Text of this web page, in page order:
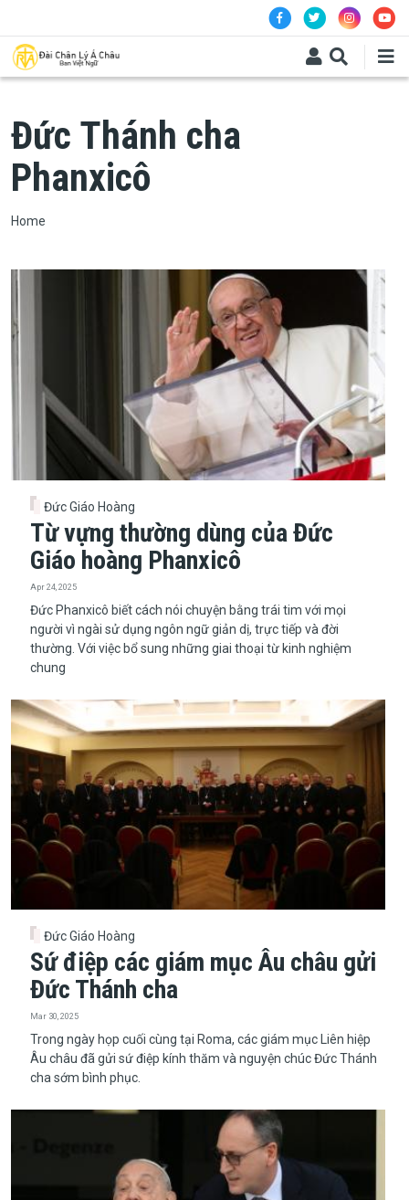
​​​​​​​Đức Thánh cha
Phanxicô
Breadcrumb
Home
Đức Giáo Hoàng
Từ vựng thường dùng của Đức
Giáo hoàng Phanxicô
Apr 24, 2025
Đức Phanxicô biết cách nói chuyện bằng trái tim với mọi
người vì ngài sử dụng ngôn ngữ giản dị, trực tiếp và đời
thường. Với việc bổ sung những giai thoại từ kinh nghiệm
chung
Đức Giáo Hoàng
Sứ điệp các giám mục Âu châu gửi
Đức Thánh cha
Mar 30, 2025
Trong ngày họp cuối cùng tại Roma, các giám mục Liên hiệp
Âu châu đã gửi sứ điệp kính thăm và nguyện chúc Đức Thánh
cha sớm bình phục.